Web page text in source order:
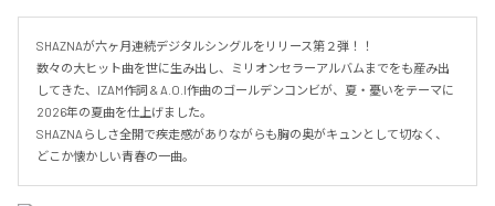
SHAZNAが六ヶ月連続デジタルシングルをリリース第２弾！！
数々の大ヒット曲を世に生み出し、ミリオンセラーアルバムまでをも産み出
してきた、IZAM作詞 & A.O.I作曲のゴールデンコンビが、夏・憂いをテーマに
2026年の夏曲を仕上げました。
SHAZNAらしさ全開で疾走感がありながらも胸の奥がキュンとして切なく、
どこか懐かしい青春の一曲。